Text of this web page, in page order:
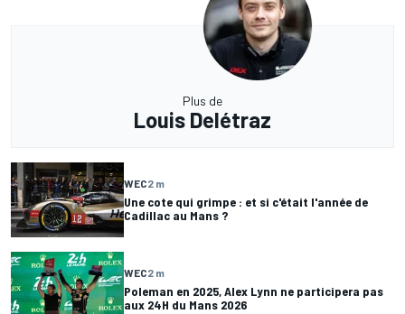
Plus de
Louis Delétraz
WEC2 m
Une cote qui grimpe : et si c'était l'année de
Cadillac au Mans ?
WEC2 m
Poleman en 2025, Alex Lynn ne participera pas
aux 24H du Mans 2026